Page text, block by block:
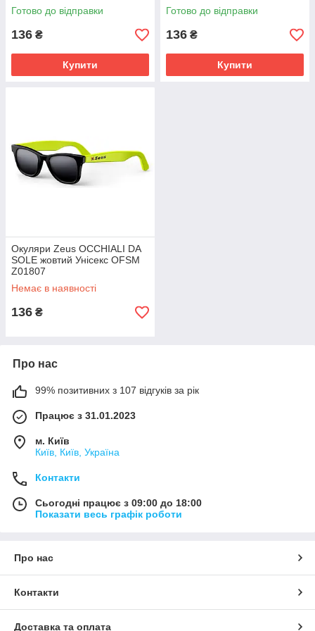
Готово до відправки
136 ₴
Купити
Готово до відправки
136 ₴
Купити
Окуляри Zeus OCCHIALI DA
SOLE жовтий Унісекс OFSM
Z01807
Немає в наявності
136 ₴
Про нас
99% позитивних з 107 відгуків за рік
Працює з 31.01.2023
м. Київ
Київ, Київ, Україна
Контакти
Сьогодні працює з 09:00 до 18:00
Показати весь графік роботи
Про нас
Контакти
Доставка та оплата